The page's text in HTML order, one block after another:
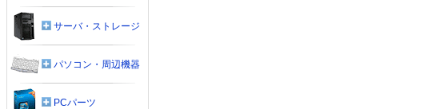
サーバ・ストレージ
パソコン・周辺機器
PCパーツ